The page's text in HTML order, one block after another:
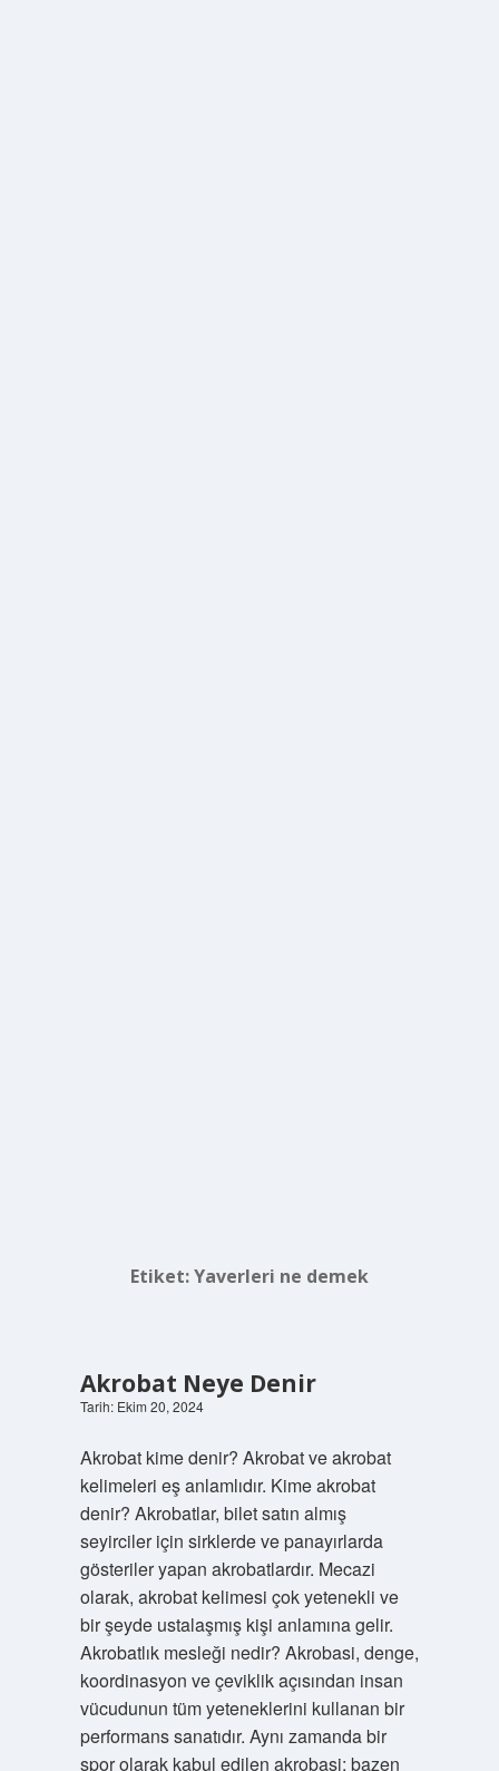
Etiket:Yaverleri ne demek
Akrobat Neye Denir
Tarih: Ekim 20, 2024
Akrobat kime denir? Akrobat ve akrobat
kelimeleri eş anlamlıdır. Kime akrobat
denir? Akrobatlar, bilet satın almış
seyirciler için sirklerde ve panayırlarda
gösteriler yapan akrobatlardır. Mecazi
olarak, akrobat kelimesi çok yetenekli ve
bir şeyde ustalaşmış kişi anlamına gelir.
Akrobatlık mesleği nedir? Akrobasi, denge,
koordinasyon ve çeviklik açısından insan
vücudunun tüm yeteneklerini kullanan bir
performans sanatıdır. Aynı zamanda bir
spor olarak kabul edilen akrobasi; bazen